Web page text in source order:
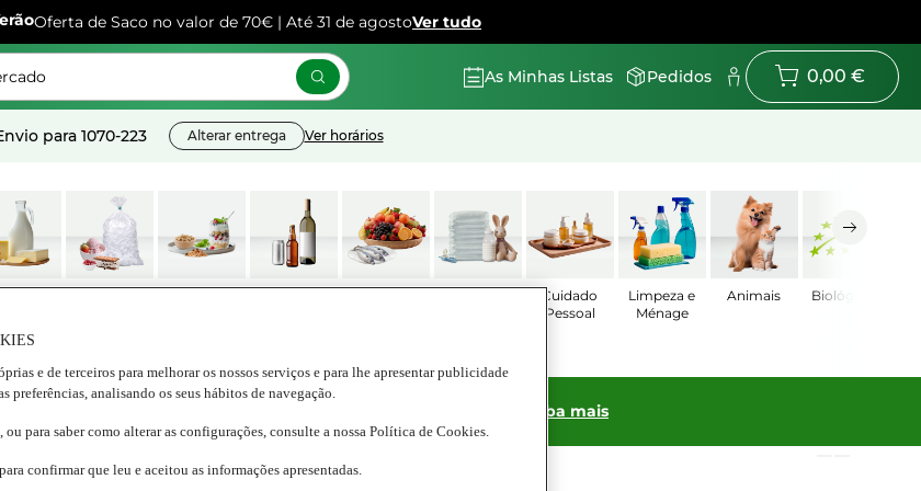
Oferta de Saco no valor de 70€ | Até 31 de agostoVer tudo
As Minhas Listas Pedidos 0,00 €
para 1070-223 Alterar entrega Ver horários
Cuidado
Pessoal
Limpeza e
Ménage
Animais Biológicos
aproveite os 35€ de desconto nas 2 primeiras compras online! Saiba mais
e de terceiros para melhorar os nossos serviços e para lhe apresentar publicidade
preferências, analisando os seus hábitos de navegação.
ou para saber como alterar as configurações, consulte a nossa Política de Cookies.
confirmar que leu e aceitou as informações apresentadas.